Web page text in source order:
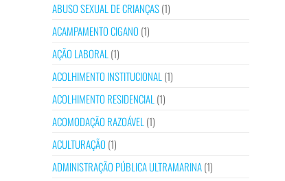
ABUSO SEXUAL DE CRIANÇAS(1)
ACAMPAMENTO CIGANO (1)
AÇÃO LABORAL (1)
ACOLHIMENTO INSTITUCIONAL (1)
ACOLHIMENTO RESIDENCIAL (1)
ACOMODAÇÃO RAZOÁVEL (1)
ACULTURAÇÃO (1)
ADMINISTRAÇÃO PÚBLICA ULTRAMARINA(1)